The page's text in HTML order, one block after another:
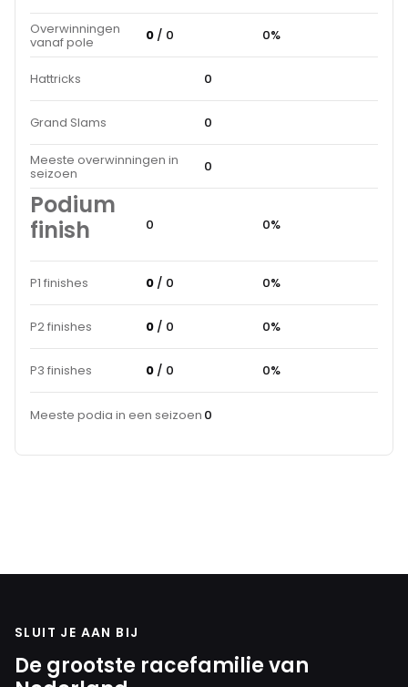
Overwinningen
vanaf pole 0 / 0 0%
Hattricks 0
Grand Slams 0
Meeste overwinningen in
seizoen 0
Podium
finish
0 0%
P1 finishes 0 / 0 0%
P2 finishes 0 / 0 0%
P3 finishes 0 / 0 0%
Meeste podia in een seizoen 0
SLUIT JE AAN BIJ
De grootste racefamilie van